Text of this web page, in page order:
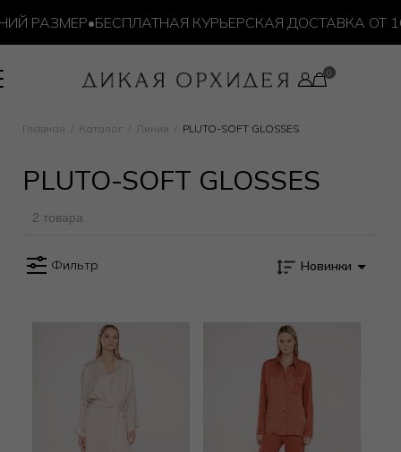
РАЗМЕР•БЕСПЛАТНАЯ КУРЬЕРСКАЯ ДОСТАВКА ОТ 10
Главная Каталог Линии PLUTO-SOFT GLOSSES
PLUTO-SOFT GLOSSES
2 товара
Фильтр Новинки